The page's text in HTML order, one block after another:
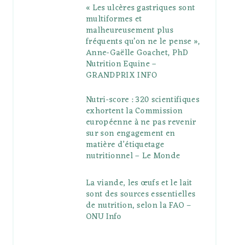
« Les ulcères gastriques sont
multiformes et
malheureusement plus
fréquents qu’on ne le pense »,
Anne-Gaëlle Goachet, PhD
Nutrition Equine –
GRANDPRIX INFO
Nutri-score : 320 scientifiques
exhortent la Commission
européenne à ne pas revenir
sur son engagement en
matière d’étiquetage
nutritionnel – Le Monde
La viande, les œufs et le lait
sont des sources essentielles
de nutrition, selon la FAO –
ONU Info